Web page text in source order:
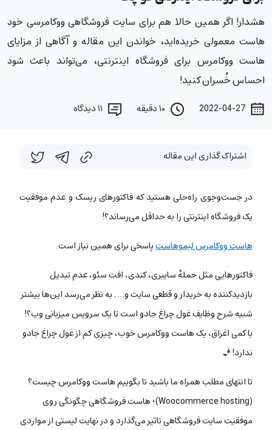
هشدار! اگر همین حالا هم برای سایت فروشگاهی ووکامرسی خود
هاست معمولی خریده‌اید، خواندن این مقاله و آگاهی از مزایای
هاست ووکامرس برای فروشگاه اینترنتی، می‌تواند باعث شود
احساس خُسران کنید!
دیدگاه
اشتراک گذاری این مقاله
در جست‌وجوی راه‌حلی هستید که فاکتورهای ریسک و عدم موفقیت
یک فروشگاه اینترنتی را به حداقل می‌رساند؟!
هاست ووکامرس لیموهاستپاسخی برای همین نیاز است.
فاکتورهایی مثل حمله‌ٔ سایبری، کندی، افت سئو، عدم تبدیل
بازدیدکننده به خریدار و قطعی سایت و… . به نظر می‌رسد این‌ها بیشتر
شبیه شرح وظایف غول چراغ جادو است تا یک سرویس میزبانی وب؟!
با کمی اغراق، یک هاست ووکامرس خوب، چیزی کم از غول چراغ جادو
ندارد! 🧞
تا انتهای مطلب همراه ما باشید تا بگوییم هاست ووکامرس چیست؟
(Woocommerce hosting)؛ هاست فروشگاهی چگونگی روی
موفقیت سایت فروشگاهی تاثیر می‌گذارد و در نهایت لیستی از مواردی